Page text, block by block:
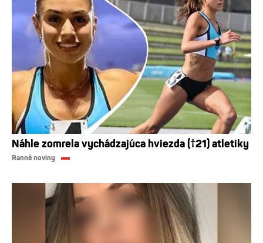
Náhle zomrela vychádzajúca hviezda (†21) atletiky
Ranné noviny